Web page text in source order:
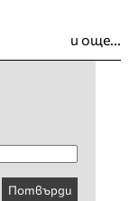
и още...
Потвърди